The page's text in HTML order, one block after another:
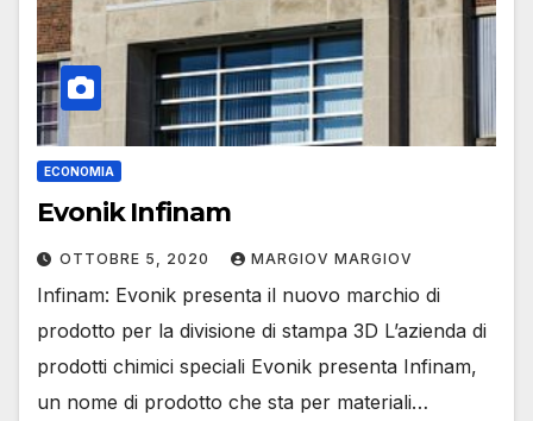
ECONOMIA
Evonik Infinam
OTTOBRE 5, 2020 MARGIOV MARGIOV
Infinam: Evonik presenta il nuovo marchio di
prodotto per la divisione di stampa 3D L’azienda di
prodotti chimici speciali Evonik presenta Infinam,
un nome di prodotto che sta per materiali…